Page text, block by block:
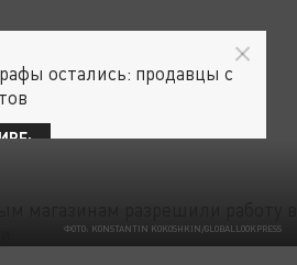
ФОТО: KONSTANTIN KOKOSHKIN/GLOBALLOOKPRESS
остались: продавцы с